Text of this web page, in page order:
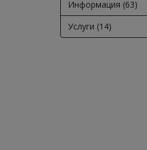
Информация (63)
Услуги (14)